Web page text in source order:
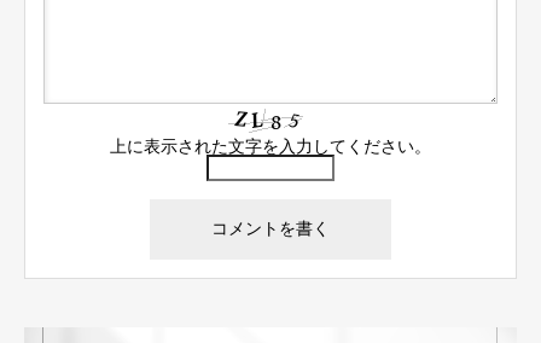
上に表示された文字を入力してください。